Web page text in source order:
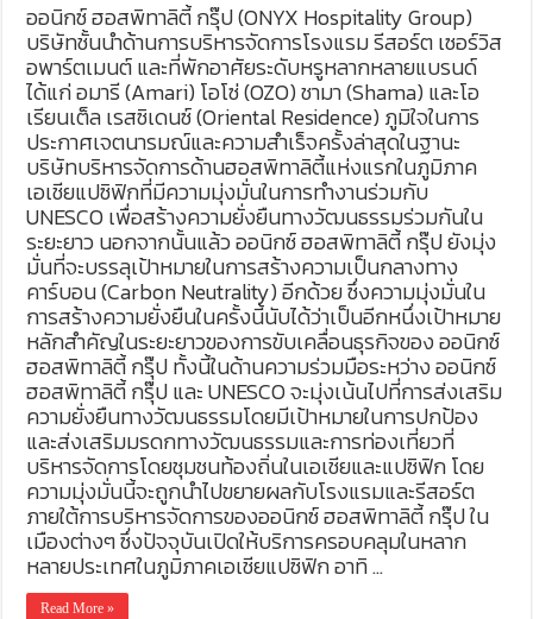
ออนิกซ์ ฮอสพิทาลิตี้ กรุ๊ป (ONYX Hospitality Group)
บริษัทชั้นนำด้านการบริหารจัดการโรงแรม รีสอร์ต เซอร์วิส
อพาร์ตเมนต์ และที่พักอาศัยระดับหรูหลากหลายแบรนด์
ได้แก่ อมารี (Amari) โอโซ่ (OZO) ชามา (Shama) และโอ
เรียนเต็ล เรสซิเดนซ์ (Oriental Residence) ภูมิใจในการ
ประกาศเจตนารมณ์และความสำเร็จครั้งล่าสุดในฐานะ
บริษัทบริหารจัดการด้านฮอสพิทาลิตี้แห่งแรกในภูมิภาค
เอเชียแปซิฟิกที่มีความมุ่งมั่นในการทำงานร่วมกับ
UNESCO เพื่อสร้างความยั่งยืนทางวัฒนธรรมร่วมกันใน
ระยะยาว นอกจากนั้นแล้ว ออนิกซ์ ฮอสพิทาลิตี้ กรุ๊ป ยังมุ่ง
มั่นที่จะบรรลุเป้าหมายในการสร้างความเป็นกลางทาง
คาร์บอน (Carbon Neutrality) อีกด้วย ซึ่งความมุ่งมั่นใน
การสร้างความยั่งยืนในครั้งนี้นับได้ว่าเป็นอีกหนึ่งเป้าหมาย
หลักสำคัญในระยะยาวของการขับเคลื่อนธุรกิจของ ออนิกซ์
ฮอสพิทาลิตี้ กรุ๊ป ทั้งนี้ในด้านความร่วมมือระหว่าง ออนิกซ์
ฮอสพิทาลิตี้ กรุ๊ป และ UNESCO จะมุ่งเน้นไปที่การส่งเสริม
ความยั่งยืนทางวัฒนธรรมโดยมีเป้าหมายในการปกป้อง
และส่งเสริมมรดกทางวัฒนธรรมและการท่องเที่ยวที่
บริหารจัดการโดยชุมชนท้องถิ่นในเอเชียและแปซิฟิก โดย
ความมุ่งมั่นนี้จะถูกนำไปขยายผลกับโรงแรมและรีสอร์ต
ภายใต้การบริหารจัดการของออนิกซ์ ฮอสพิทาลิตี้ กรุ๊ป ใน
เมืองต่างๆ ซึ่งปัจจุบันเปิดให้บริการครอบคลุมในหลาก
หลายประเทศในภูมิภาคเอเชียแปซิฟิก อาทิ …
Read More »